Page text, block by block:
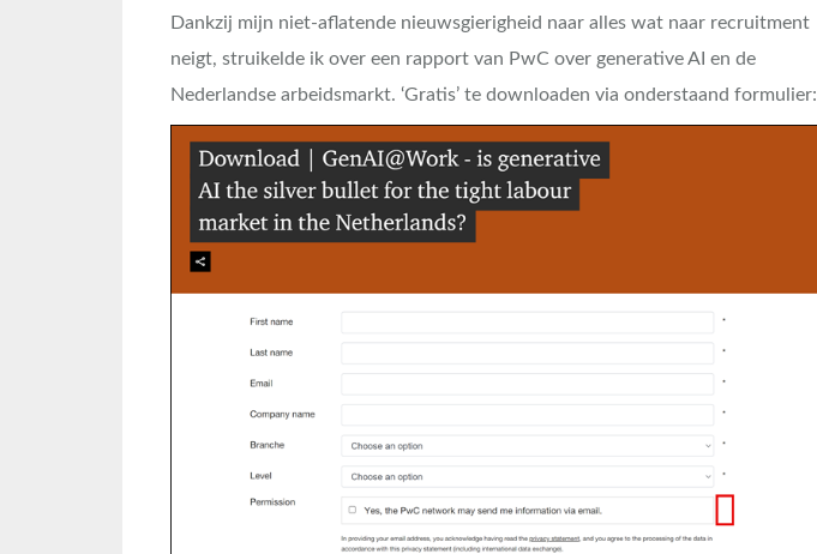
Dankzij mijn niet-aflatende nieuwsgierigheid naar alles wat naar recruitment
neigt, struikelde ik over een rapport van PwC over generative AI en de
Nederlandse arbeidsmarkt. ‘Gratis’ te downloaden via onderstaand formulier: